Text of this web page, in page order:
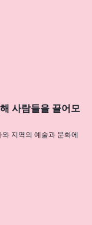
사람들을 끌어모
지역의 예술과 문화에